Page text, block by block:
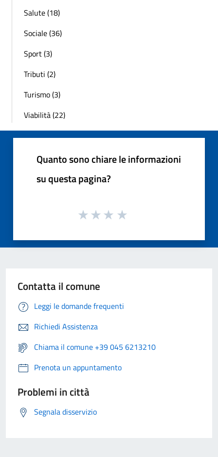
Salute (18)
Sociale (36)
Sport (3)
Tributi (2)
Turismo (3)
Viabilità (22)
Quanto sono chiare le informazioni
su questa pagina?
Contatta il comune
Leggi le domande frequenti
Richiedi Assistenza
Chiama il comune +39 045 6213210
Prenota un appuntamento
Problemi in città
Segnala disservizio